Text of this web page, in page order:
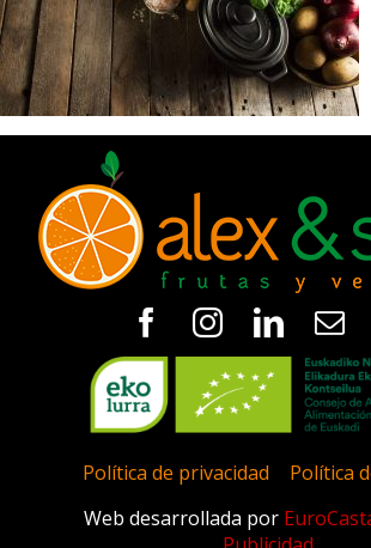
Política de privacidad
Política
Web desarrollada por